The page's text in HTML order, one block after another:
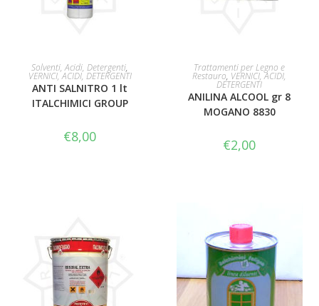
AGGIUNGI AL CARRELLO
Solventi, Acidi, Detergenti,
VERNICI, ACIDI, DETERGENTI
ANTI SALNITRO 1 lt
ITALCHIMICI GROUP
€8,00
AGGIUNGI AL CARRELLO
Trattamenti per Legno e
Restauro, VERNICI, ACIDI,
DETERGENTI
ANILINA ALCOOL gr 8
MOGANO 8830
€2,00